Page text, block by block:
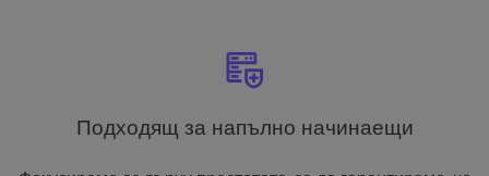
Подходящ за напълно начинаещи